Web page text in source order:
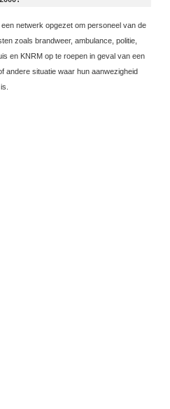
een netwerk opgezet om personeel van de
zoals brandweer, ambulance, politie,
en KNRM op te roepen in geval van een
andere situatie waar hun aanwezigheid